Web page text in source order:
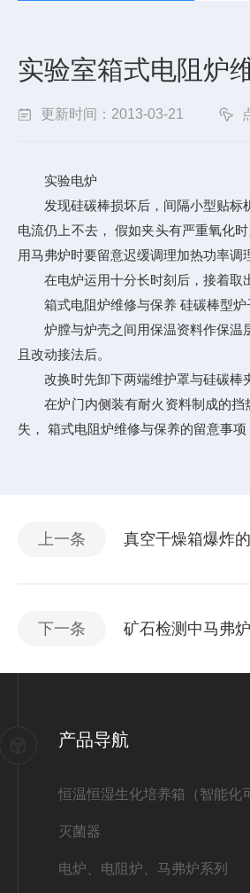
实验室箱式电阻炉
更新时间：2013-03-21
实验电炉
发现硅碳棒损坏后，间隔小型贴标机
电流仍上不去， 假如夹头有严重氧化
用马弗炉时要留意迟缓调理加热功率调
在电炉运用十分长时刻后，接着取出
箱式电阻炉维修与保养 硅碳棒型炉
炉膛与炉壳之间用保温资料作保温层
且改动接法后。
改换时先卸下两端维护罩与硅碳棒
在炉门内侧装有耐火资料制成的挡
失， 箱式电阻炉维修与保养的留意事项
上一条 真空干燥箱爆炸
下一条 矿石检测中马弗
产品导航
恒温恒湿生化培养箱（智能化
灭菌器
电炉、电阻炉、马弗炉系列